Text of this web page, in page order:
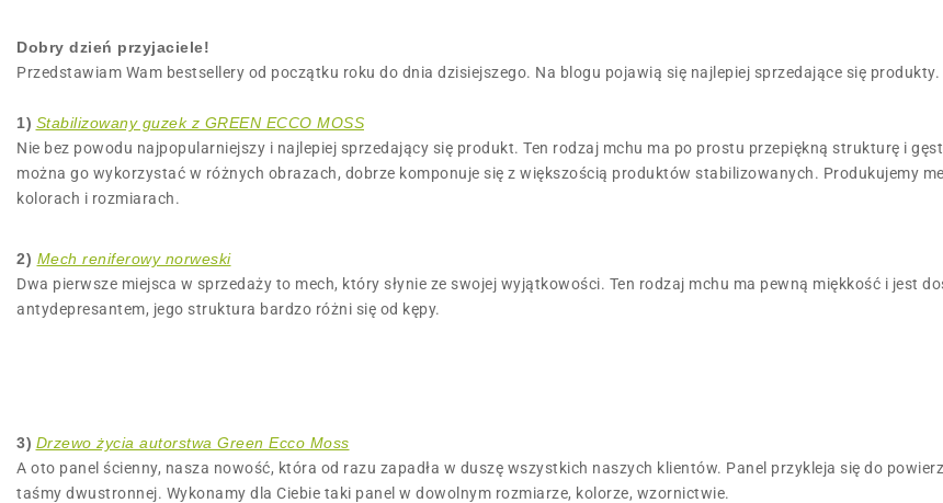
Dobry dzień przyjaciele!
Przedstawiam Wam bestsellery od początku roku do dnia dzisiejszego. Na blogu pojawią się najlepiej sprzedające się produkty.
1) Stabilizowany guzek z GREEN ECCO MOSS
Nie bez powodu najpopularniejszy i najlepiej sprzedający się produkt. Ten rodzaj mchu ma po prostu przepiękną strukturę i
można go wykorzystać w różnych obrazach, dobrze komponuje się z większością produktów stabilizowanych. Produkujemy
kolorach i rozmiarach.
2) Mech reniferowy norweski
Dwa pierwsze miejsca w sprzedaży to mech, który słynie ze swojej wyjątkowości. Ten rodzaj mchu ma pewną miękkość i jest
antydepresantem, jego struktura bardzo różni się od kępy.
3) Drzewo życia autorstwa Green Ecco Moss
A oto panel ścienny, nasza nowość, która od razu zapadła w duszę wszystkich naszych klientów. Panel przykleja się do
taśmy dwustronnej. Wykonamy dla Ciebie taki panel w dowolnym rozmiarze, kolorze, wzornictwie.